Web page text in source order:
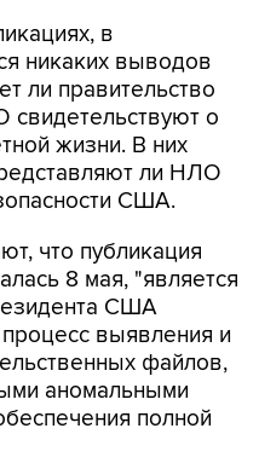
в
никаких выводов
ли правительство
о
жизни. В них
ли НЛО
США.
что публикация
8 мая, "является
США
выявления и
файлов,
аномальными
полной